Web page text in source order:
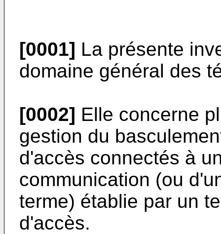
[0001] La présente
domaine général des
[0002] Elle concerne
gestion du
d'accès connectés à
communication (ou
terme) établie par un
d'accès.